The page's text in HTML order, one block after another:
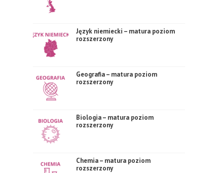
Język niemiecki – matura poziom
rozszerzony
Geografia – matura poziom
rozszerzony
Biologia – matura poziom
rozszerzony
Chemia – matura poziom
rozszerzony